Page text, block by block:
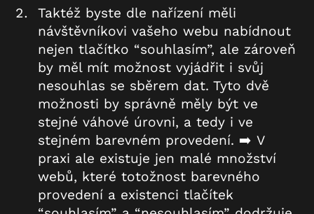
Taktéž byste dle nařízení měli
návštěvníkovi vašeho webu nabídnout
nejen tlačítko “souhlasím”, ale zároveň
by měl mít možnost vyjádřit i svůj
nesouhlas se sběrem dat. Tyto dvě
možnosti by správně měly být ve
stejné váhové úrovni, a tedy i ve
stejném barevném provedení. ➡️ V
praxi ale existuje jen malé množství
webů, které totožnost barevného
provedení a existenci tlačítek